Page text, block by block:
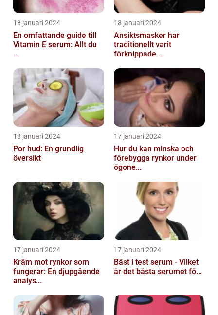
18 januari 2024
En omfattande guide till
Vitamin E serum: Allt du
...
18 januari 2024
Ansiktsmasker har
traditionellt varit
förknippade ...
18 januari 2024
Por hud: En grundlig
översikt
17 januari 2024
Hur du kan minska och
förebygga rynkor under
ögone...
17 januari 2024
Kräm mot rynkor som
fungerar: En djupgående
analys...
17 januari 2024
Bäst i test serum - Vilket
är det bästa serumet fö...